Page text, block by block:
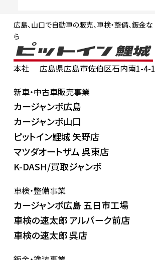
広島、山口で自動車の販売、車検・整備、鈑金な
ら
本社
広島県広島市佐伯区石内南1-4-1
新車・中古車販売事業
カージャンボ広島
カージャンボ山口
ピットイン鯉城 矢野店
マツダオートザム 呉東店
K-DASH/買取ジャンボ
車検・整備事業
カージャンボ広島 五日市工場
車検の速太郎 アルパーク前店
車検の速太郎 呉店